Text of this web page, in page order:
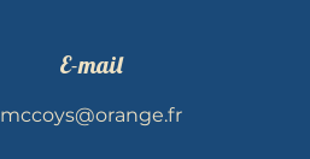
E-mail
mccoys@orange.fr